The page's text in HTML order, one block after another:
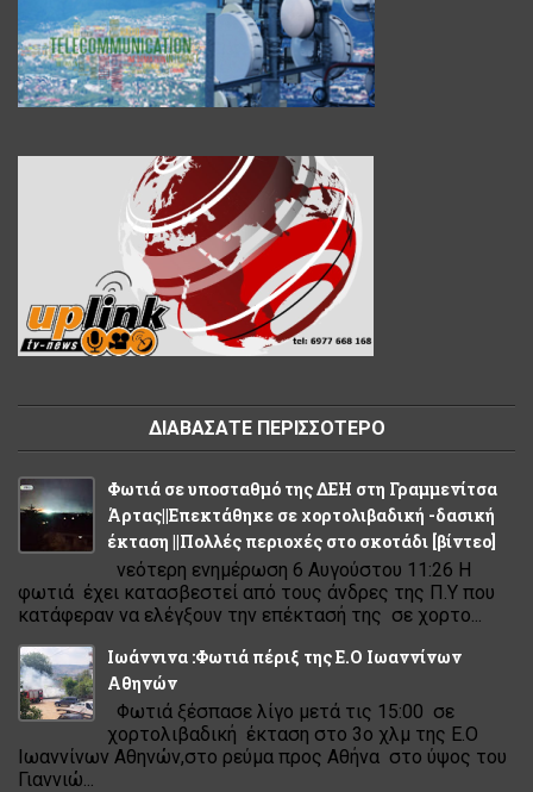
ΔΙΑΒΑΣΑΤΕ ΠΕΡΙΣΣΟΤΕΡΟ
Φωτιά σε υποσταθμό της ΔΕΗ στη Γραμμενίτσα
Άρτας||Επεκτάθηκε σε χορτολιβαδική -δασική
έκταση ||Πολλές περιοχές στο σκοτάδι [βίντεο]
νεότερη ενημέρωση 6 Αυγούστου 11:26 Η
φωτιά έχει κατασβεστεί από τους άνδρες της Π.Υ που
κατάφεραν να ελέγξουν την επέκτασή της σε χορτο...
Ιωάννινα :Φωτιά πέριξ της Ε.Ο Ιωαννίνων
Αθηνών
Φωτιά ξέσπασε λίγο μετά τις 15:00 σε
χορτολιβαδική έκταση στο 3ο χλμ της Ε.Ο
Ιωαννίνων Αθηνών,στο ρεύμα προς Αθήνα στο ύψος του
Γιαννιώ...